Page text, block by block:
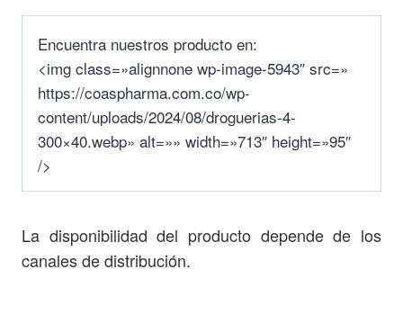
Encuentra nuestros producto en:
<img class=»alignnone wp-image-5943″ src=»
https://coaspharma.com.co/wp-
content/uploads/2024/08/droguerias-4-
300×40.webp» alt=»» width=»713″ height=»95″
/>
La disponibilidad del producto depende de los
canales de distribución.